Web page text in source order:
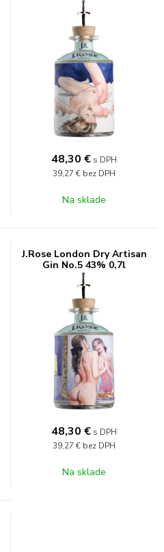
48,30 € s DPH
39,27 € bez DPH
Na sklade
J.Rose London Dry Artisan
Gin No.5 43% 0,7l
48,30 € s DPH
39,27 € bez DPH
Na sklade